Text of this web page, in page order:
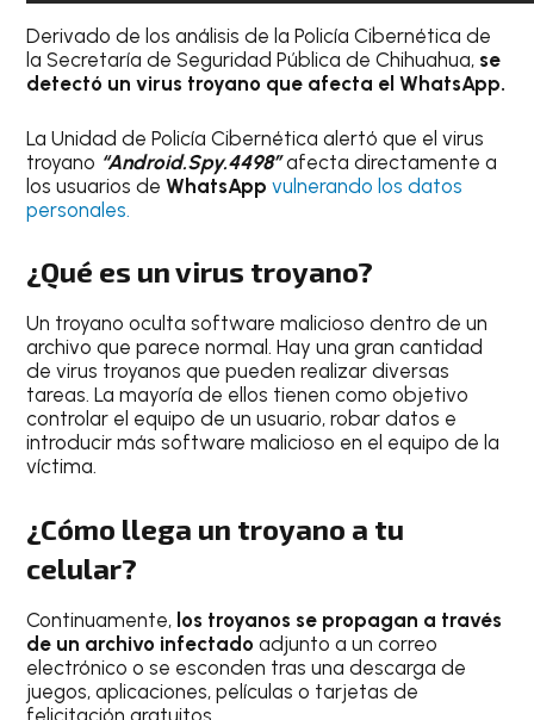
Derivado de los análisis de la Policía Cibernética de
la Secretaría de Seguridad Pública de Chihuahua, se
detectó un virus troyano que afecta el WhatsApp.
La Unidad de Policía Cibernética alertó que el virus
troyano “Android.Spy.4498”afecta directamente a
los usuarios deWhatsApp vulnerando los datos
personales.
¿Qué es un virus troyano?
Un troyano oculta software malicioso dentro de un
archivo que parece normal. Hay una gran cantidad
de virus troyanos que pueden realizar diversas
tareas. La mayoría de ellos tienen como objetivo
controlar el equipo de un usuario, robar datos e
introducir más software malicioso en el equipo de la
víctima.
¿Cómo llega un troyano a tu
celular?
Continuamente, los troyanos se propagan a través
de un archivo infectado adjunto a un correo
electrónico o se esconden tras una descarga de
juegos, aplicaciones, películas o tarjetas de
felicitación gratuitos.